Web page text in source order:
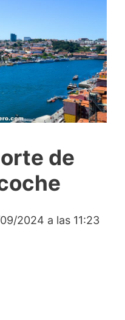
de
2024 a las 11:23